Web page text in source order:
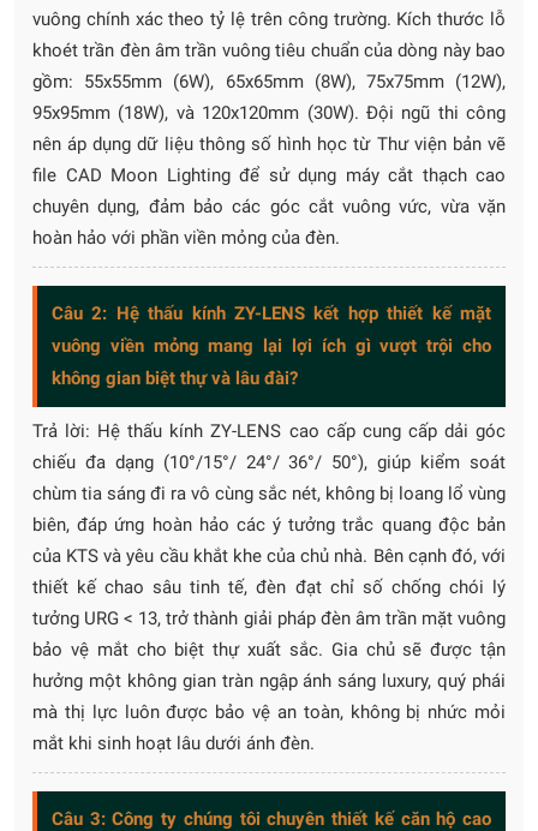
vuông chính xác theo tỷ lệ trên công trường. Kích thước lỗ
khoét trần đèn âm trần vuông tiêu chuẩn của dòng này bao
gồm: 55x55mm (6W), 65x65mm (8W), 75x75mm (12W),
95x95mm (18W), và 120x120mm (30W). Đội ngũ thi công
nên áp dụng dữ liệu thông số hình học từ Thư viện bản vẽ
file CAD Moon Lighting để sử dụng máy cắt thạch cao
chuyên dụng, đảm bảo các góc cắt vuông vức, vừa vặn
hoàn hảo với phần viền mỏng của đèn.
Câu 2: Hệ thấu kính ZY-LENS kết hợp thiết kế mặt
vuông viền mỏng mang lại lợi ích gì vượt trội cho
không gian biệt thự và lâu đài?
Trả lời: Hệ thấu kính ZY-LENS cao cấp cung cấp dải góc
chiếu đa dạng (10°/15°/ 24°/ 36°/ 50°), giúp kiểm soát
chùm tia sáng đi ra vô cùng sắc nét, không bị loang lổ vùng
biên, đáp ứng hoàn hảo các ý tưởng trắc quang độc bản
của KTS và yêu cầu khắt khe của chủ nhà. Bên cạnh đó, với
thiết kế chao sâu tinh tế, đèn đạt chỉ số chống chói lý
tưởng URG < 13, trở thành giải pháp đèn âm trần mặt vuông
bảo vệ mắt cho biệt thự xuất sắc. Gia chủ sẽ được tận
hưởng một không gian tràn ngập ánh sáng luxury, quý phái
mà thị lực luôn được bảo vệ an toàn, không bị nhức mỏi
mắt khi sinh hoạt lâu dưới ánh đèn.
Câu 3: Công ty chúng tôi chuyên thiết kế căn hộ cao